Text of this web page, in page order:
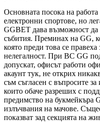
Основната посока на работа
електронни спортове, но
GGBET дава възможност да
събития. Преминах на GG,
която преди това се
нелегалност. При BC GG
допускат, офисът работи
акаунт тук, не открих
съм съгласен с въпросите за
които обаче разреших с
предимство на букмейкъра
излъчвания на мачове.
показват зад секцията на